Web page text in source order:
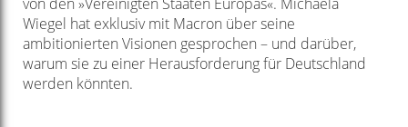
Wiegel hat exklusiv mit Macron über seine
ambitionierten Visionen gesprochen – und darüber,
warum sie zu einer Herausforderung für Deutschland
werden könnten.